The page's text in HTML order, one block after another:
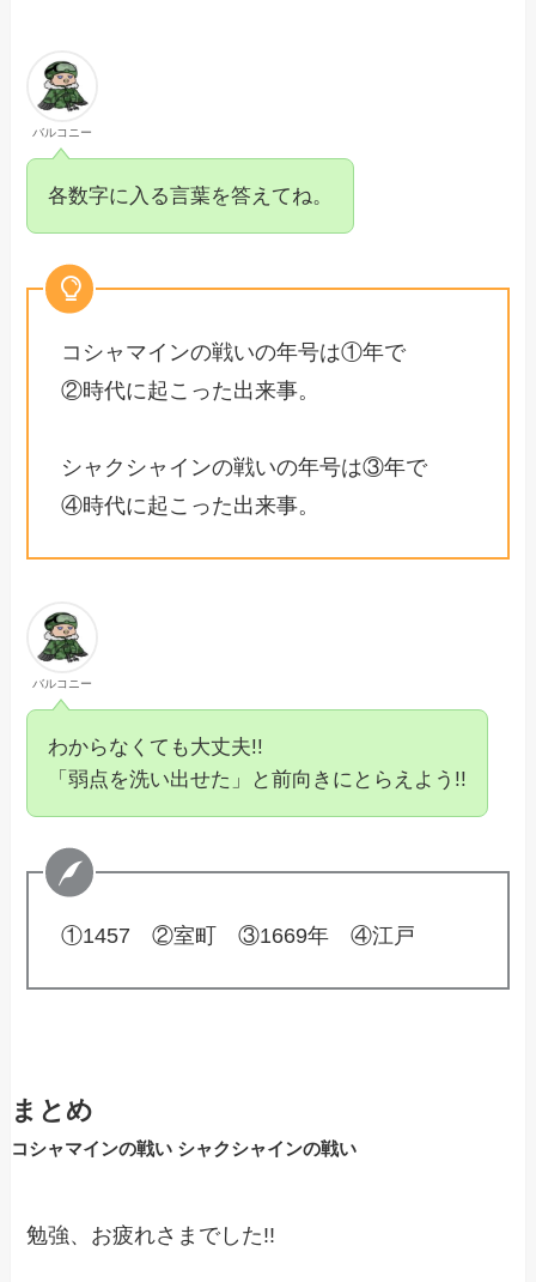
バルコニー
各数字に入る言葉を答えてね。
コシャマインの戦いの年号は①年で
②時代に起こった出来事。
シャクシャインの戦いの年号は③年で
④時代に起こった出来事。
バルコニー
わからなくても大丈夫!!
「弱点を洗い出せた」と前向きにとらえよう!!
①1457 ②室町 ③1669年 ④江戸
まとめ
コシャマインの戦い シャクシャインの戦い
勉強、お疲れさまでした!!